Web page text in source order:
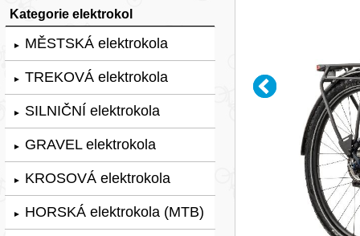
Kategorie elektrokol
► MĚSTSKÁ elektrokola
► TREKOVÁ elektrokola
► SILNIČNÍ elektrokola
► GRAVEL elektrokola
► KROSOVÁ elektrokola
► HORSKÁ elektrokola (MTB)